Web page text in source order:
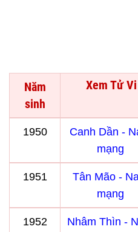
Năm
sinh
Xem Tử
1950
Canh Dần -
mạng
1951
Tân Mão -
mạng
1952
Nhâm Thìn -